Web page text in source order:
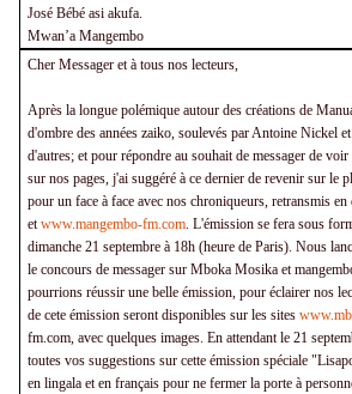
José Bébé asi akufa.
Mwan’a Mangembo
Cher Messager et à tous nos lecteurs,
Après la longue polémique autour des créations de
d'ombre des années zaiko, soulevés par Antoine Nickel
d'autres; et pour répondre au souhait de messager de
sur nos pages, j'ai suggéré à ce dernier de revenir sur le
pour un face à face avec nos chroniqueurs, retransmis
etwww.mangembo-fm.com. L'émission se fera sous
dimanche 21 septembre à 18h (heure de Paris). Nous
le concours de messager sur Mboka Mosika et
pourrions réussir une belle émission, pour éclairer nos
de cete émission seront disponibles sur les sites
fm.com, avec quelques images. En attendant le 21
toutes vos suggestions sur cette émission spéciale
en lingala et en français pour ne fermer la porte à